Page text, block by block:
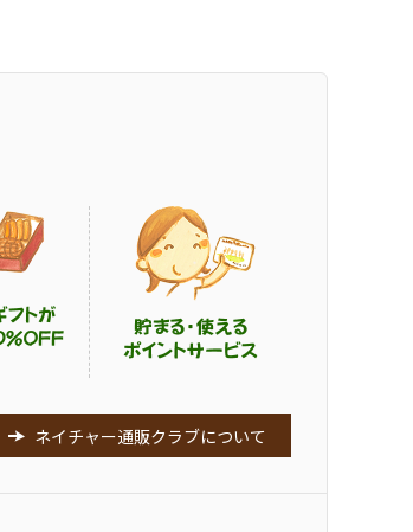
ネイチャー通販クラブについて